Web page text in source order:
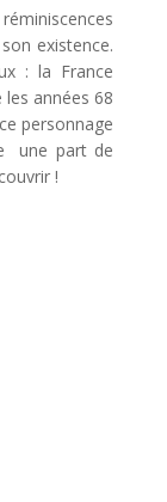
existence.
: la France
les années 68
personnage
une part de
!